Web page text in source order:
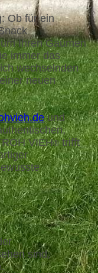
Ob für ein
Ihren Gaumen
immer das
wechselnden
neuen
und
VIEH®trifft
sind,